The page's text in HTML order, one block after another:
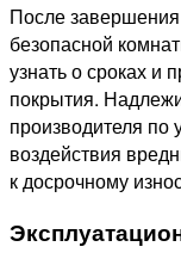
После
безопасной
узнать о сроках и
покрытия.
производителя по
воздействия
к досрочному